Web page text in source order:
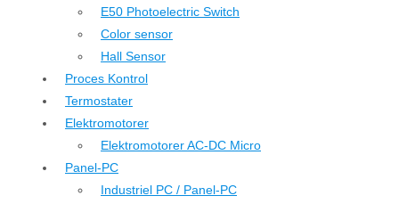
E50 Photoelectric Switch
Color sensor
Hall Sensor
Proces Kontrol
Termostater
Elektromotorer
Elektromotorer AC-DC Micro
Panel-PC
Industriel PC / Panel-PC